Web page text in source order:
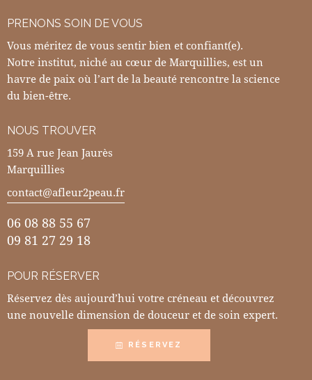
PRENONS SOIN DE VOUS
Vous méritez de vous sentir bien et confiant(e).
Notre institut, niché au cœur de Marquillies, est un
havre de paix où l’art de la beauté rencontre la science
du bien-être.
NOUS TROUVER
159 A rue Jean Jaurès
Marquillies
contact@afleur2peau.fr
06 08 88 55 67
09 81 27 29 18
POUR RÉSERVER
Réservez dès aujourd’hui votre créneau et découvrez
une nouvelle dimension de douceur et de soin expert.
RÉSERVEZ